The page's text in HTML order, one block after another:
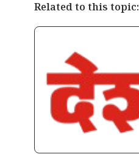
Related to this topic: